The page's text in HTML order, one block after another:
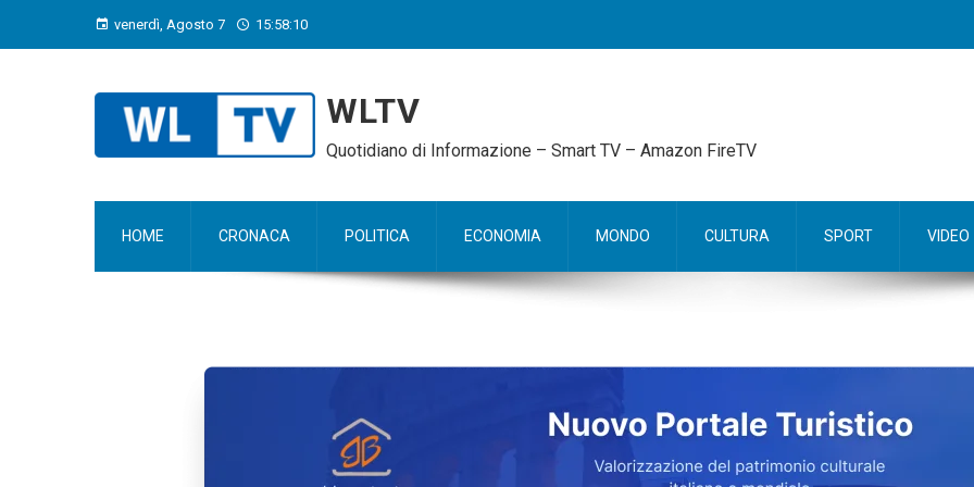
venerdì, Agosto 7 15:58:12
WLTV
Quotidiano di Informazione – Smart TV – Amazon FireTV
HOME CRONACA POLITICA ECONOMIA MONDO CULTURA SPORT VIDEO